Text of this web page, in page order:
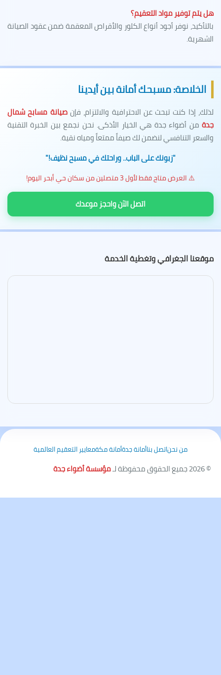
هل يتم توفير مواد التعقيم؟
بالتأكيد، نوفر أجود أنواع الكلور والأقراص المعقمة ضمن عقود الصيانة
الشهرية.
الخلاصة: مسبحك أمانة بين أيدينا
لذلك، إذا كنت تبحث عن الاحترافية والالتزام، فإنصيانة مسابح شمال
جدة من أضواء جدة هي الخيار الأذكى. نحن نجمع بين الخبرة التقنية
والسعر التنافسي لنضمن لك صيفاً ممتعاً ومياه نقية.
"زبونك على الباب.. وراحتك في مسبح نظيف!"
⚠️ العرض متاح فقط لأول 3 متصلين من سكان حي أبحر اليوم!
اتصل الآن واحجز موعدك
موقعنا الجغرافي وتغطية الخدمة
من نحناتصل بناأمانة جدةأمانة مكةمعايير التعقيم العالمية
© 2026 جميع الحقوق محفوظة لـ مؤسسة أضواء جدة